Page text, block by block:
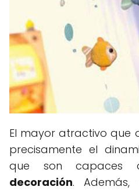
El mayor atractivo que
precisamente el
que son
decoración.